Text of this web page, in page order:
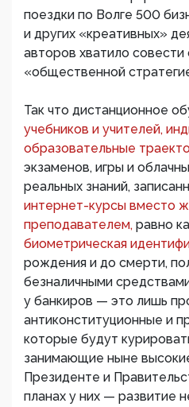
поездки по Волге 500
и других «креативных»
авторов хватило совести
«общественной
Так что дистанционное
учебников и учителей,
образовательные
экзаменов, игры и
реальных знаний,
интернет-курсы вместо
преподавателем, равно
биометрическая
рождения и до смерти,
безналичными
у банкиров — это лишь
антиконституционные и
которые будут
занимающие ныне
Президенте и
планах у них — развитие